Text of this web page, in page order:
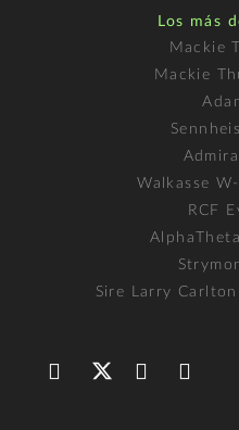
Los más
Mackie
Mackie
Walkasse
RCF
Sire Larry